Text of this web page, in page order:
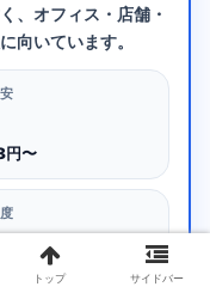
、オフィス・店舗・
向いています。
〜
大4.2Gbps
トップ サイドバー